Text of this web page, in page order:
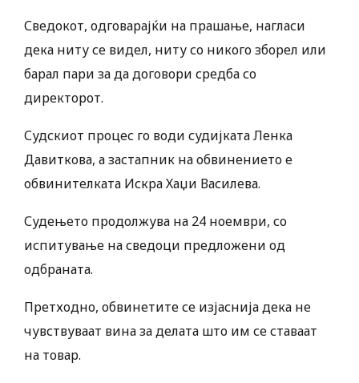
Сведокот, одговарајќи на прашање, нагласи
дека ниту се видел, ниту со никого зборел или
барал пари за да договори средба со
директорот.
Судскиот процес го води судијката Ленка
Давиткова, а застапник на обвинението е
обвинителката Искра Хаџи Василева.
Судењето продолжува на 24 ноември, со
испитување на сведоци предложени од
одбраната.
Претходно, обвинетите се изјаснија дека не
чувствуваат вина за делата што им се ставаат
на товар.